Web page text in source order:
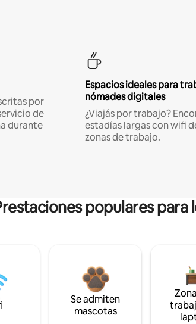
por
de
durante
Espacios ideales para
nómades digitales
¿Viajás por trabajo?
estadías largas con wifi
zonas de trabajo.
populares para
Se admiten
mascotas